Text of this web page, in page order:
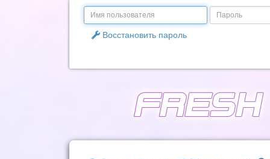
Email
Пароль
Восстановить пароль